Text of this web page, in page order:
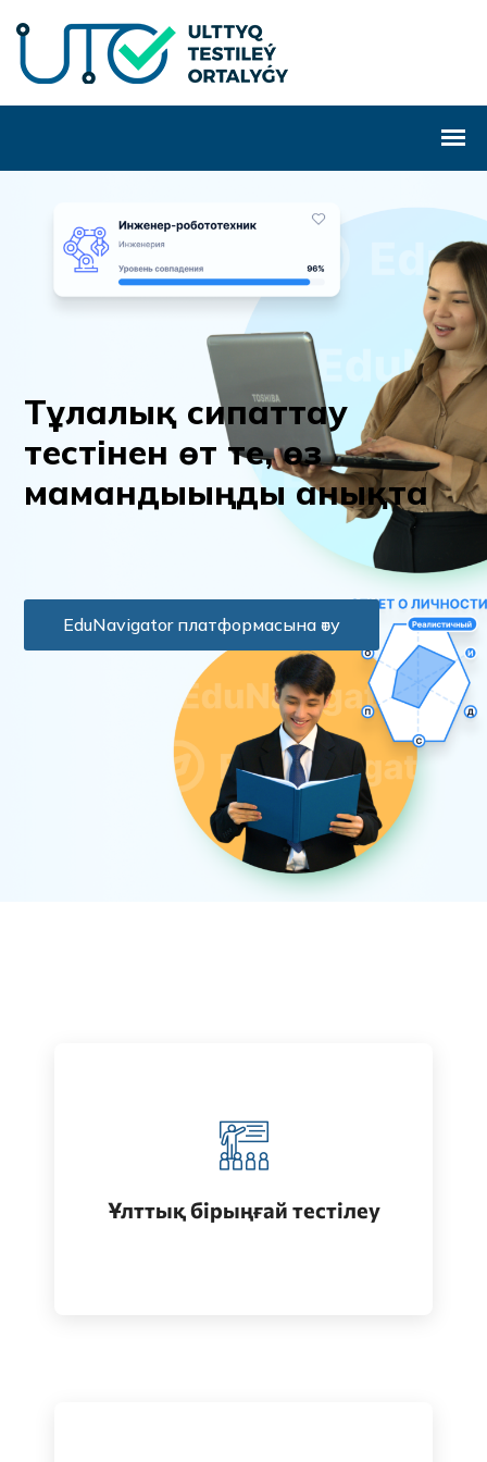
Тұлалық сипаттау
тестінен өт те, өз
мамандыыңды анықта
EduNavigator платформасына өту
Ұлттық бірыңғай тестілеу
Қазақстанда жоғары білім алу
(бакалавриат)
Өту